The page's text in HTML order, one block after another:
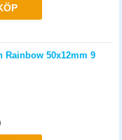
Rainbow 50x12mm 9